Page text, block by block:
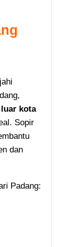
kota
Sopir
dan
Padang: